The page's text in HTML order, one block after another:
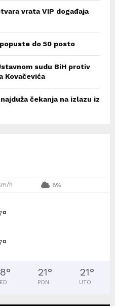
vrata VIP događaja
do 50 posto
sudu BiH protiv
Kovačevića
čekanja na izlazu iz
h 8%
°
°
° 21°
PON
21°
UTO